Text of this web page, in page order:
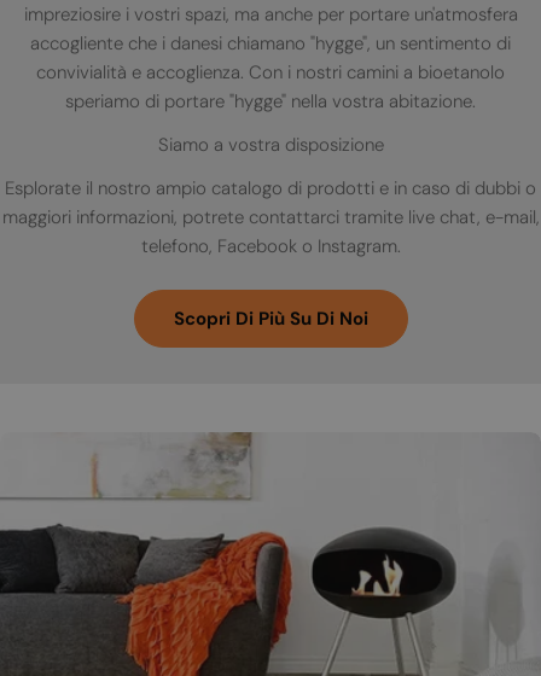
impreziosire i vostri spazi, ma anche per portare un'atmosfera
accogliente che i danesi chiamano "hygge", un sentimento di
convivialità e accoglienza. Con i nostri camini a bioetanolo
speriamo di portare "hygge" nella vostra abitazione.
Siamo a vostra disposizione
Esplorate il nostro ampio catalogo di prodotti e in caso di dubbi o
maggiori informazioni, potrete contattarci tramite live chat, e-mail,
telefono, Facebook o Instagram.
Scopri Di Più Su Di Noi